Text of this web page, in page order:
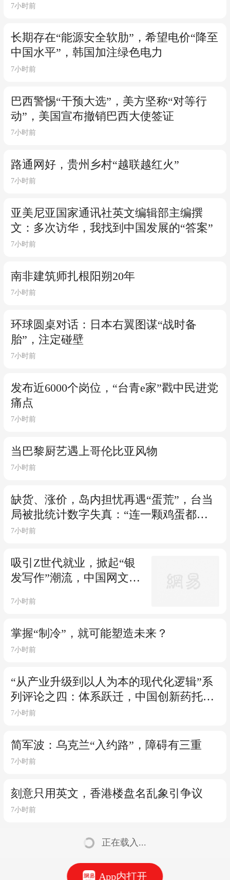
7小时前
长期存在“能源安全软肋”，希望电价“降至
中国水平”，韩国加注绿色电力
7小时前
巴西警惕“干预大选”，美方坚称“对等行
动”，美国宣布撤销巴西大使签证
7小时前
路通网好，贵州乡村“越联越红火”
7小时前
亚美尼亚国家通讯社英文编辑部主编撰
文：多次访华，我找到中国发展的“答案”
7小时前
南非建筑师扎根阳朔20年
7小时前
环球圆桌对话：日本右翼图谋“战时备
胎”，注定碰壁
7小时前
发布近6000个岗位，“台青e家”戳中民进党
痛点
7小时前
当巴黎厨艺遇上哥伦比亚风物
7小时前
缺货、涨价，岛内担忧再遇“蛋荒”，台当
局被批统计数字失真：“连一颗鸡蛋都管
不好”
7小时前
吸引Z世代就业，掀起“银
发写作”潮流，中国网文成
7小时前
掌握“制冷”，就可能塑造未来？
7小时前
“从产业升级到以人为本的现代化逻辑”系
列评论之四：体系跃迁，中国创新药托举
未来
7小时前
简军波：乌克兰“入约路”，障碍有三重
7小时前
刻意只用英文，香港楼盘名乱象引争议
7小时前
正在载入...
App内打开